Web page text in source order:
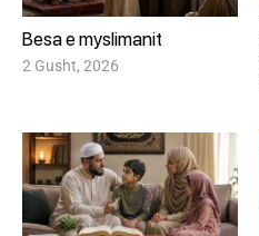
Besa e myslimanit
2 Gusht, 2026